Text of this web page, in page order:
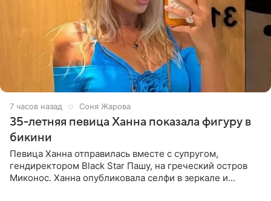
7 часов назад Соня Жарова
35-летняя певица Ханна показала фигуру в
бикини
Певица Ханна отправилась вместе с супругом,
гендиректором Black Star Пашу, на греческий остров
Миконос. Ханна опубликовала селфи в зеркале и